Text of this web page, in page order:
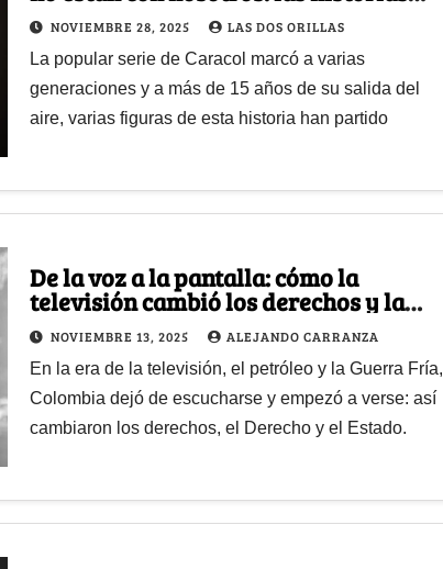
detrás de sus partidas
NOVIEMBRE 28, 2025 LAS DOS ORILLAS
La popular serie de Caracol marcó a varias
generaciones y a más de 15 años de su salida del
aire, varias figuras de esta historia han partido
De la voz a la pantalla: cómo la
televisión cambió los derechos y la
democracia colombiana
NOVIEMBRE 13, 2025 ALEJANDO CARRANZA
En la era de la televisión, el petróleo y la Guerra Fría,
Colombia dejó de escucharse y empezó a verse: así
cambiaron los derechos, el Derecho y el Estado.